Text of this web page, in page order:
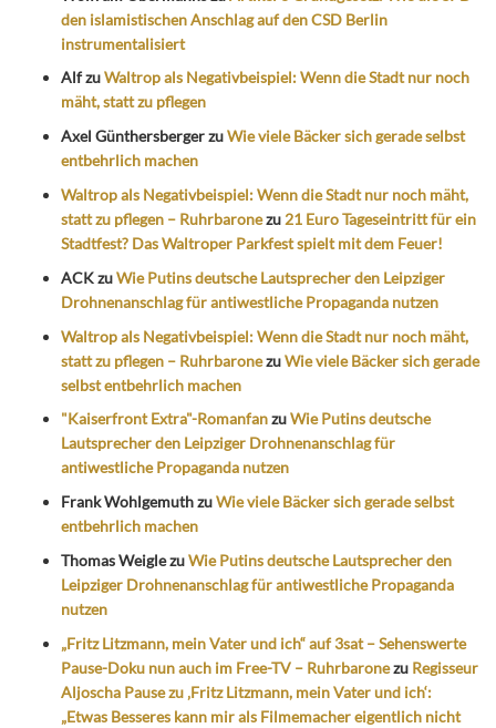
den islamistischen Anschlag auf den CSD Berlin
instrumentalisiert
AlfzuWaltrop als Negativbeispiel: Wenn die Stadt nur noch
mäht, statt zu pflegen
Axel GünthersbergerzuWie viele Bäcker sich gerade selbst
entbehrlich machen
Waltrop als Negativbeispiel: Wenn die Stadt nur noch mäht,
statt zu pflegen – Ruhrbaronezu 21 Euro Tageseintritt für ein
Stadtfest? Das Waltroper Parkfest spielt mit dem Feuer!
ACKzuWie Putins deutsche Lautsprecher den Leipziger
Drohnenanschlag für antiwestliche Propaganda nutzen
Waltrop als Negativbeispiel: Wenn die Stadt nur noch mäht,
statt zu pflegen – RuhrbaronezuWie viele Bäcker sich gerade
selbst entbehrlich machen
"Kaiserfront Extra"-RomanfanzuWie Putins deutsche
Lautsprecher den Leipziger Drohnenanschlag für
antiwestliche Propaganda nutzen
Frank WohlgemuthzuWie viele Bäcker sich gerade selbst
entbehrlich machen
Thomas WeiglezuWie Putins deutsche Lautsprecher den
Leipziger Drohnenanschlag für antiwestliche Propaganda
nutzen
„Fritz Litzmann, mein Vater und ich“ auf 3sat – Sehenswerte
Pause-Doku nun auch im Free-TV – Ruhrbaronezu Regisseur
Aljoscha Pause zu ‚Fritz Litzmann, mein Vater und ich‘:
„Etwas Besseres kann mir als Filmemacher eigentlich nicht